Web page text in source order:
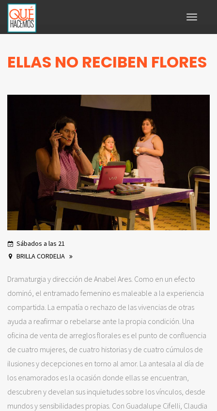
Toggle
ELLAS NO RECIBEN FLORES
Sábados a las 21
BRILLA CORDELIA
Dramaturgia y dirección de Anabel Ares. Como en un efecto
dominó, el entramado femenino es maleable a la experiencia
compartida. La empatía o rechazo de las vivencias de otras
ayuda a reafirmar o rebelarse ante la propia condición. Una
oficina de venta de arreglos florales es el punto de confluencia
de cuatro mujeres, de cuatro historias y de cuatro cúmulos de
ilusiones y decepciones en torno al amor. La antesala al día de
los enamorados es la ocasión donde ellas se encuentran,
descubren y develan sus inquietudes sobre los vínculos, desde
mundos y sensibilidades propias. Con Guadalupe Cifelli, Claudia